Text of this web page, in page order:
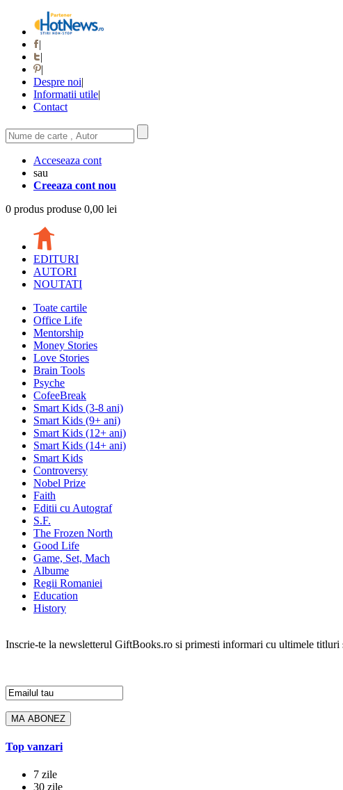
|
|
|
Despre noi|
Informatii utile|
Contact
Acceseaza cont
sau
Creeaza cont nou
0 produs produse 0,00 lei
EDITURI
AUTORI
NOUTATI
Toate cartile
Office Life
Mentorship
Money Stories
Love Stories
Brain Tools
Psyche
CofeeBreak
Smart Kids (3-8 ani)
Smart Kids (9+ ani)
Smart Kids (12+ ani)
Smart Kids (14+ ani)
Smart Kids
Controversy
Nobel Prize
Faith
Editii cu Autograf
S.F.
The Frozen North
Good Life
Game, Set, Mach
Albume
Regii Romaniei
Education
History
Inscrie-te la newsletterul GiftBooks.ro si primesti informari cu ultimele titluri
Top vanzari
7 zile
30 zile